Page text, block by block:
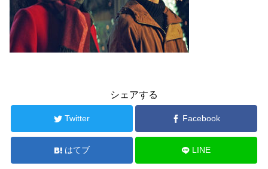
シェアする
Twitter Facebook
はてブ LINE